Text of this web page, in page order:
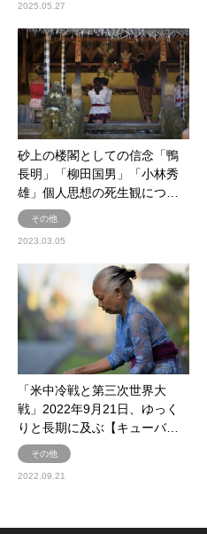
2025.05.27
砂上の楼閣としての信念「鴨
長明」「柳田国男」「小林秀
雄」個人思想の死生観につ…
その他
2023.03.05
「米中冷戦と第三次世界大
戦」2022年9月21日、ゆっく
りと長期に及ぶ【キューバ…
その他
2022.09.21